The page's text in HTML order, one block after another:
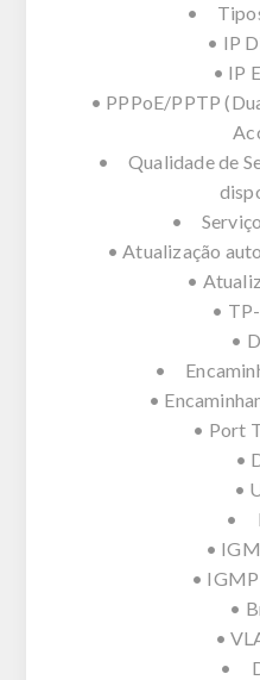
•
• IP
• IP
• PPPoE/PPTP
• Qualidade de
• Serviço
• Atualização
•
•
•
•
•
• Port
•
•
•
•
•
•
•
•